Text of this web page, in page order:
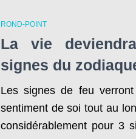
ROND-POINT
La vie
signes du
Les signes de feu
sentiment de soi tout au
considérablement pour 3